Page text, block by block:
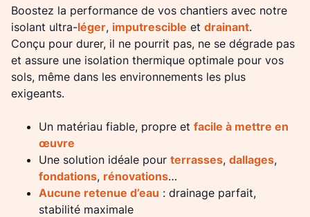
Boostez la performance de vos chantiers avec notre
isolant ultra-léger, imputrescible et drainant.
Conçu pour durer, il ne pourrit pas, ne se dégrade pas
et assure une isolation thermique optimale pour vos
sols, même dans les environnements les plus
exigeants.
Un matériau fiable, propre et facile à mettre en
œuvre
Une solution idéale pour terrasses, dallages,
fondations, rénovations…
Aucune retenue d’eau : drainage parfait,
stabilité maximale